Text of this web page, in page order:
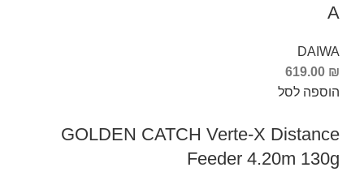
A
DAIWA
619.00 ₪
הוספה לסל
GOLDEN CATCH Verte-X Distance
Feeder 4.20m 130g